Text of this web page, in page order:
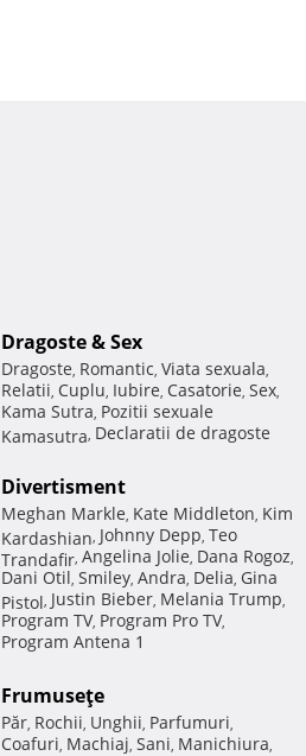
Dragoste & Sex
Dragoste, Romantic, Viata sexuala,
Relatii, Cuplu, Iubire, Casatorie, Sex,
Kama Sutra, Pozitii sexuale
Kamasutra, Declaratii de dragoste
Divertisment
Meghan Markle, Kate Middleton, Kim
Kardashian, Johnny Depp, Teo
Trandafir, Angelina Jolie, Dana Rogoz,
Dani Otil, Smiley, Andra, Delia, Gina
Pistol, Justin Bieber, Melania Trump,
Program TV, Program Pro TV,
Program Antena 1
Frumuseţe
Păr, Rochii, Unghii, Parfumuri,
Coafuri, Machiaj, Sani, Manichiura,